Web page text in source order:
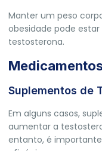
Manter um peso
obesidade pode
testosterona.
Suplementos de
Em alguns casos,
aumentar a
entanto, é